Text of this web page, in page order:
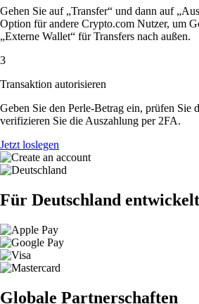
Gehen Sie auf „Transfer“ und dann auf
Option für andere Crypto.com Nutzer, um
„Externe Wallet“ für Transfers nach außen.
3
Transaktion autorisieren
Geben Sie den Perle-Betrag ein, prüfen Sie
verifizieren Sie die Auszahlung per 2FA.
Jetzt loslegen
Für Deutschland entwickelt
Globale Partnerschaften